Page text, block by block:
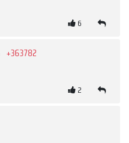
6
+363782
2